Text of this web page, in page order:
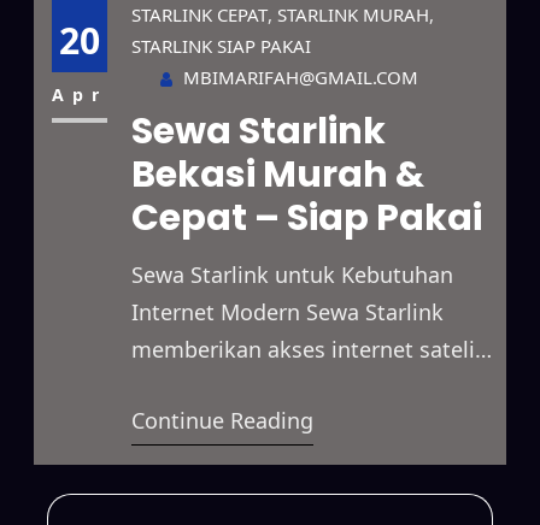
keperluan bisnis, proyek lapangan,
acara, hingga penggunaan pribadi
dengan sistem sewa yang
fleksibel. Selain itu, jaringannya
mampu menjangkau wilayah
terpencil, area dengan sinyal
lemah, hingga lokasi…
20
Apr
STARLINK CEPAT, STARLINK MURAH
STARLINK SIAP PAKAI
MBIMARIFAH@GMAIL.COM
Sewa Starlink
Bekasi Murah &
Cepat – Siap Pakai
Sewa Starlink untuk Kebutuhan
Internet Modern Sewa Starlink
memberikan akses internet satelit
berbagai kebutuhan. Layanan ini
mendukung aktivitas bisnis,
proyek lapangan, event, hingga
Continue Reading